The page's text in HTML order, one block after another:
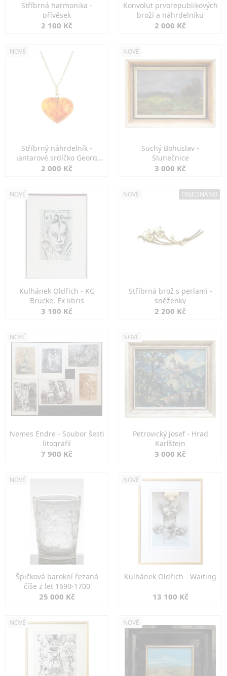
Stříbrná harmonika -
přívěsek
2 100 Kč
Konvolut prvorepublikových
broží a náhrdelníku
2 000 Kč
NOVÉ
Stříbrný náhrdelník -
jantarové srdíčko Georg
Kramer
2 000 Kč
NOVÉ
Suchý Bohuslav -
Slunečnice
3 000 Kč
NOVÉ
Kulhánek Oldřich - KG
Brücke, Ex libris
3 100 Kč
NOVÉ OBJEDNÁNO
Stříbrná brož s perlami -
sněženky
2 200 Kč
NOVÉ
Nemes Endre - Soubor šesti
litografií
7 900 Kč
NOVÉ
Petrovický Josef - Hrad
Karlštejn
3 000 Kč
NOVÉ
Špičková barokní řezaná
číše z let 1690-1700
25 000 Kč
NOVÉ
Kulhánek Oldřich - Waiting
13 100 Kč
NOVÉ NOVÉ